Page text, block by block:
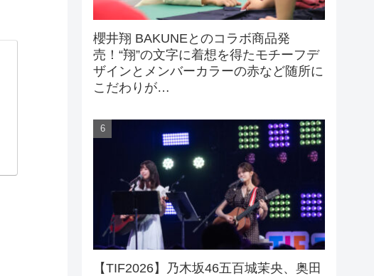
櫻井翔 BAKUNEとのコラボ商品発
売！“翔”の文字に着想を得たモチーフデ
ザインとメンバーカラーの赤など随所に
こだわりが…
【TIF2026】乃木坂46五百城茉央、奥田